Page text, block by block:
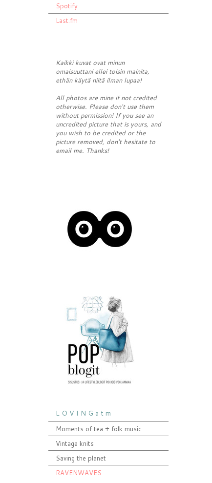
Spotify
Last.fm
Kaikki kuvat ovat minun
omaisuuttani ellei toisin mainita,
ethän käytä niitä ilman lupaa!
All photos are mine if not credited
otherwise. Please don't use them
without permission! If you see an
uncredited picture that is yours, and
you wish to be credited or the
picture removed, don't hesitate to
email me. Thanks!
L O V I N G a t m
Moments of tea + folk music
Vintage knits
Saving the planet
RAVENWAVES